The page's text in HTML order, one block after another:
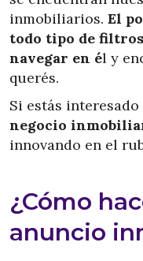
inmobiliarios. El
todo tipo de
navegar en él y
querés.
Si estás interesado
negocio
innovando en el
¿Cómo
anuncio